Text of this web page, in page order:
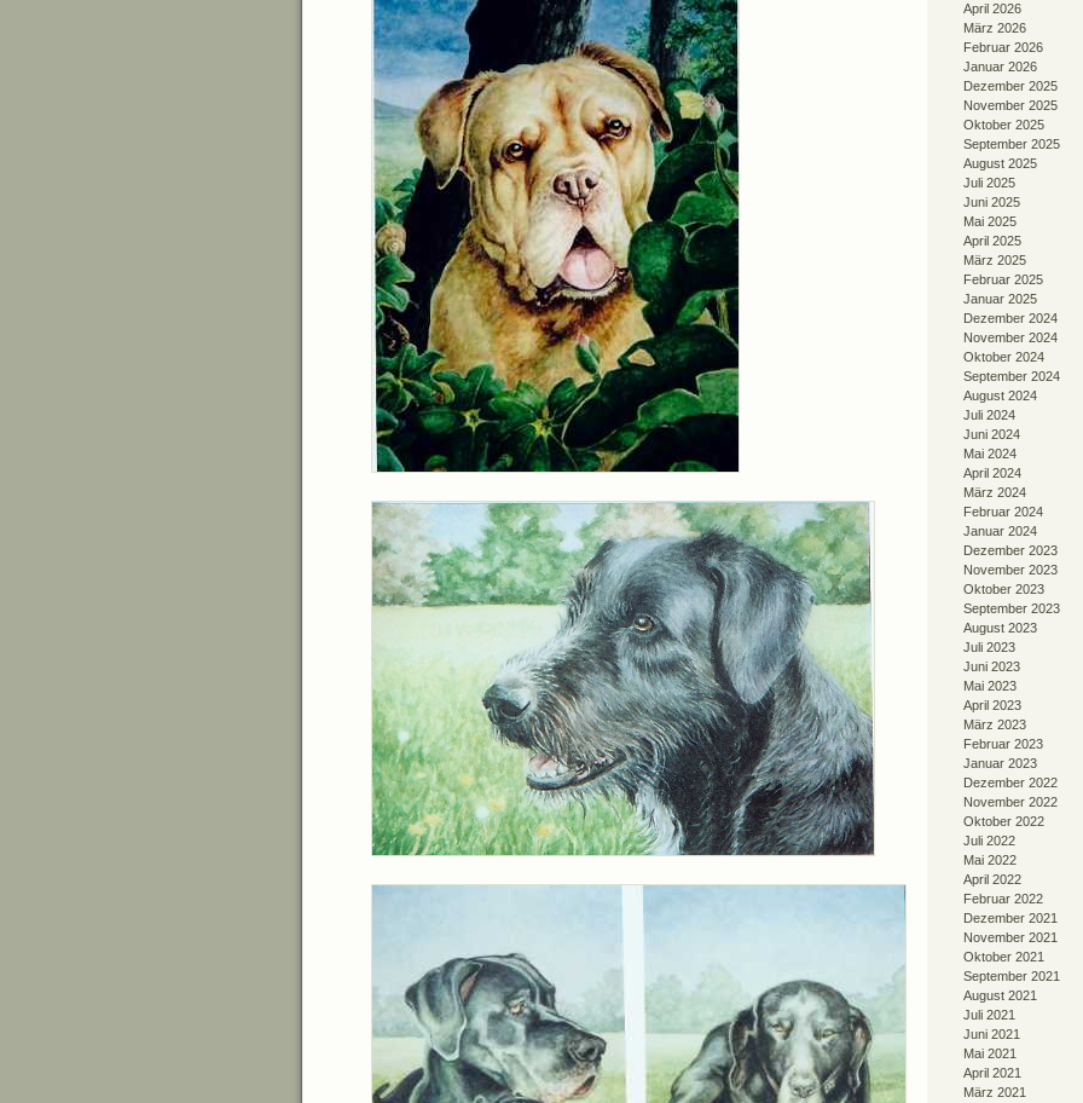
April 2026
März 2026
Februar 2026
Januar 2026
Dezember 2025
November 2025
Oktober 2025
September 2025
August 2025
Juli 2025
Juni 2025
Mai 2025
April 2025
März 2025
Februar 2025
Januar 2025
Dezember 2024
November 2024
Oktober 2024
September 2024
August 2024
Juli 2024
Juni 2024
Mai 2024
April 2024
März 2024
Februar 2024
Januar 2024
Dezember 2023
November 2023
Oktober 2023
September 2023
August 2023
Juli 2023
Juni 2023
Mai 2023
April 2023
März 2023
Februar 2023
Januar 2023
Dezember 2022
November 2022
Oktober 2022
Juli 2022
Mai 2022
April 2022
Februar 2022
Dezember 2021
November 2021
Oktober 2021
September 2021
August 2021
Juli 2021
Juni 2021
Mai 2021
April 2021
März 2021